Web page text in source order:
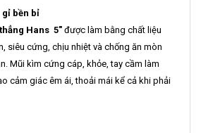
gỉ bền bỉ
Hans 5″ được làm bằng chất liệu
siêu cứng, chịu nhiệt và chống ăn mòn
Mũi kìm cứng cáp, khỏe, tay cầm làm
cảm giác êm ái, thoải mái kể cả khi phải